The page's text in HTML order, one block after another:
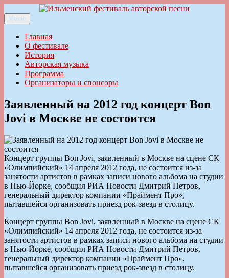
к
содержимому
Ильменский фестиваль авторской песни
Меню
Главная
О фестивале
История
Авторская музыка
Программа
Организаторы и спонсоры
Заявленный на 2012 год концерт Bon
Jovi в Москве не состоится
Концерт группы Bon Jovi, заявленный в Москве на сцене СК
«Олимпийский» 14 апреля 2012 года, не состоится из-за
занятости артистов в рамках записи нового альбома на студии
в Нью-Йорке, сообщил РИА Новости Дмитрий Петров,
генеральный директор компании «Праймент Про»,
пытавшейся организовать приезд рок-звезд в столицу.
Концерт группы Bon Jovi, заявленный в Москве на сцене СК
«Олимпийский» 14 апреля 2012 года, не состоится из-за
занятости артистов в рамках записи нового альбома на студии
в Нью-Йорке, сообщил РИА Новости Дмитрий Петров,
генеральный директор компании «Праймент Про»,
пытавшейся организовать приезд рок-звезд в столицу.